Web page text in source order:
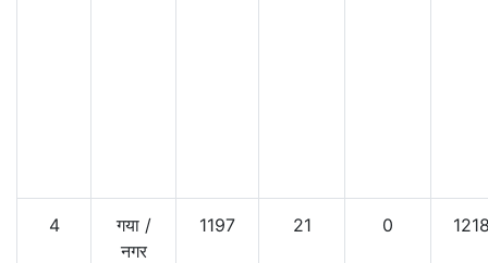
4 गया/
नगर
1197 21 0